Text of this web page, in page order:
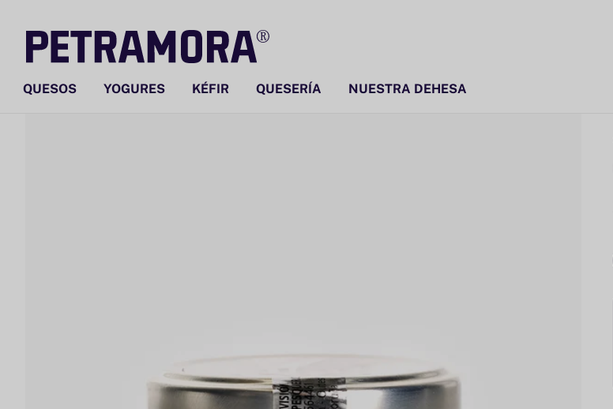
al contenido
QUESOS YOGURES KÉFIR QUESERÍA NUESTRA DEHESA